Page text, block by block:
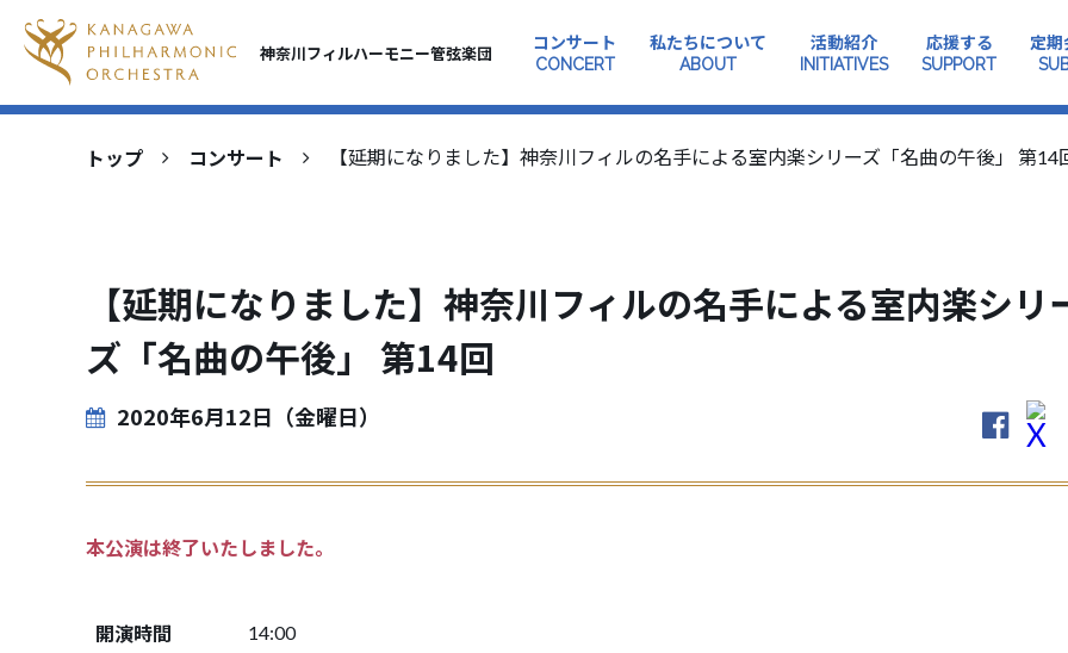
神奈川フィルハーモニー管弦楽団 コンサート
CONCERT
私たちについて
ABOUT
活動紹介
INITIATIVES
応援する
SUPPORT
定
トップ コンサート 【延期になりました】神奈川フィルの名手による室内楽シリーズ「名曲の午後」 第14
【延期になりました】神奈川フィルの名手による室内楽シリ
ズ「名曲の午後」 第14回
2020年6月12日（金曜日）
本公演は終了いたしました。
開演時間 14:00